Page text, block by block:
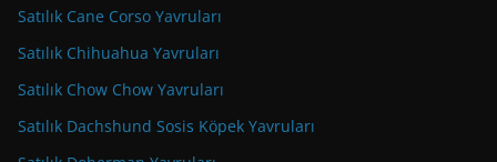
Satılık Cane Corso Yavruları
Satılık Chihuahua Yavruları
Satılık Chow Chow Yavruları
Satılık Dachshund Sosis Köpek Yavruları